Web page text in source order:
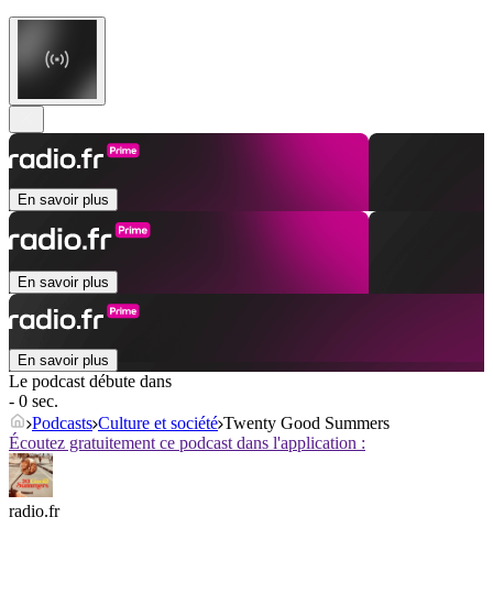
En savoir plus
En savoir plus
En savoir plus
Le podcast débute dans
- 0 sec.
Podcasts Culture et société Twenty Good Summers
Écoutez gratuitement ce podcast dans l'application :
radio.fr